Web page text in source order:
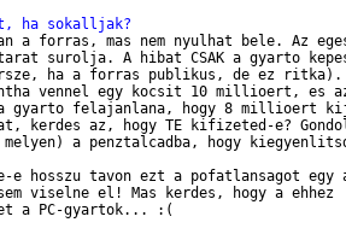
ha sokalljak?
a forras, mas nem nyulhat bele. Az
surolja. A hibat CSAK a gyarto
ha a forras publikus, de ez
vennel egy kocsit 10 millioert, es
a gyarto felajanlana, hogy 8 millioert
kerdes az, hogy TE kifizeted-e?
a penztalcadba, hogy
e hosszu tavon ezt a pofatlansagot egy
viselne el! Mas kerdes, hogy a ehhez
a PC-gyartok... :(